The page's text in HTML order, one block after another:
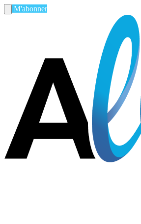
M'abonner